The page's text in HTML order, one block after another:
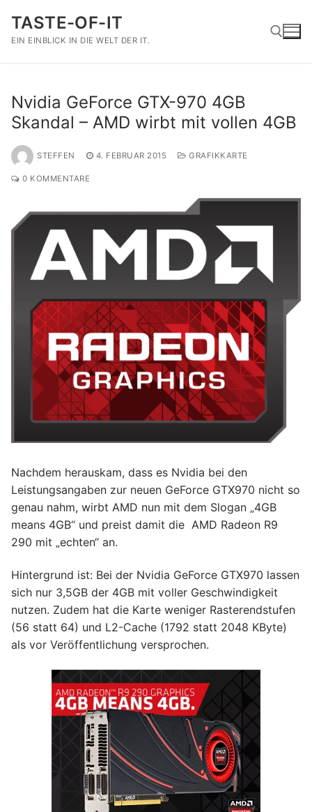
Inhalt
springen
TASTE-OF-IT
EIN EINBLICK IN DIE WELT DER IT.
Nvidia GeForce GTX-970 4GB
Skandal – AMD wirbt mit vollen 4GB
STEFFEN 4. FEBRUAR 2015 GRAFIKKARTE
0 KOMMENTARE
Nachdem herauskam, dass es Nvidia bei den
Leistungsangaben zur neuen GeForce GTX970 nicht so
genau nahm, wirbt AMD nun mit dem Slogan „4GB
means 4GB“ und preist damit die AMD Radeon R9
290 mit „echten“ an.
Hintergrund ist: Bei der Nvidia GeForce GTX970 lassen
sich nur 3,5GB der 4GB mit voller Geschwindigkeit
nutzen. Zudem hat die Karte weniger Rasterendstufen
(56 statt 64) und L2-Cache (1792 statt 2048 KByte)
als vor Veröffentlichung versprochen.